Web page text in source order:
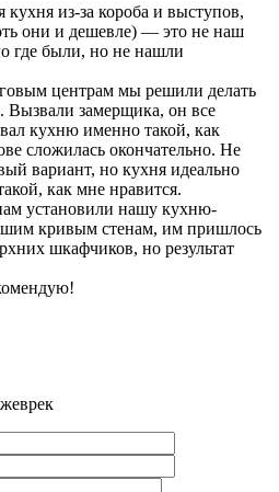
кухня из-за короба и выступов,
они и дешевле) — это не наш
где были, но не нашли
центрам мы решили делать
Вызвали замерщика, он все
кухню именно такой, как
сложилась окончательно. Не
вариант, но кухня идеально
как мне нравится.
установили нашу кухню-
кривым стенам, им пришлось
шкафчиков, но результат